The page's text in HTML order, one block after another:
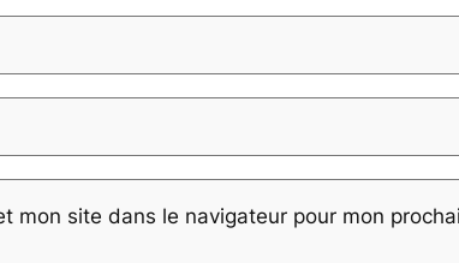
mon site dans le navigateur pour mon